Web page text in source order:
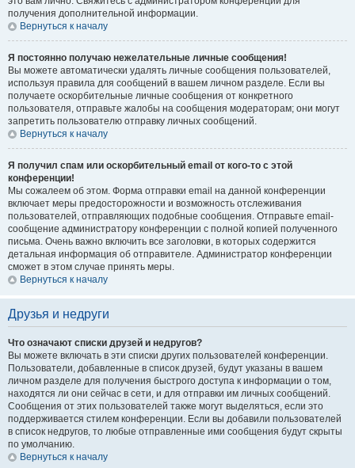
получения дополнительной информации.
Вернуться к началу
Я постоянно получаю нежелательные личные сообщения!
Вы можете автоматически удалять личные сообщения пользователей,
используя правила для сообщений в вашем личном разделе. Если вы
получаете оскорбительные личные сообщения от конкретного
пользователя, отправьте жалобы на сообщения модераторам; они могут
запретить пользователю отправку личных сообщений.
Вернуться к началу
Я получил спам или оскорбительный email от кого-то с этой
конференции!
Мы сожалеем об этом. Форма отправки email на данной конференции
включает меры предосторожности и возможность отслеживания
пользователей, отправляющих подобные сообщения. Отправьте email-
сообщение администратору конференции с полной копией полученного
письма. Очень важно включить все заголовки, в которых содержится
детальная информация об отправителе. Администратор конференции
сможет в этом случае принять меры.
Вернуться к началу
Друзья и недруги
Что означают списки друзей и недругов?
Вы можете включать в эти списки других пользователей конференции.
Пользователи, добавленные в список друзей, будут указаны в вашем
личном разделе для получения быстрого доступа к информации о том,
находятся ли они сейчас в сети, и для отправки им личных сообщений.
Сообщения от этих пользователей также могут выделяться, если это
поддерживается стилем конференции. Если вы добавили пользователей
в список недругов, то любые отправленные ими сообщения будут скрыты
по умолчанию.
Вернуться к началу